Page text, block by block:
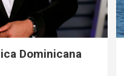
Dominicana